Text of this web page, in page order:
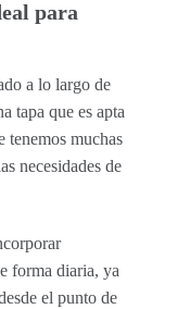
para
a lo largo de
tapa que es apta
tenemos muchas
necesidades de
forma diaria, ya
el punto de